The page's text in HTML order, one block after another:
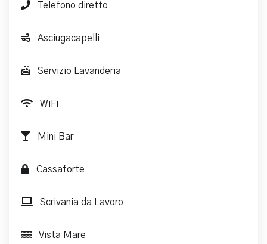
Telefono diretto
Asciugacapelli
Servizio Lavanderia
WiFi
Mini Bar
Cassaforte
Scrivania da Lavoro
Vista Mare